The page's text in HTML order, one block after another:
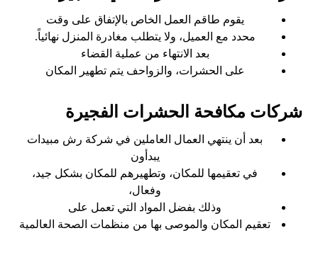
يقوم طاقم العمل الخاص بالإتفاق على وقت
محدد مع العميل، ولا يتطلب مغادرة المنزل نهائياً.
بعد الانتهاء من عملية القضاء
على الحشرات، والزواحف يتم تطهير المكان
شركات مكافحة الحشرات الفجيرة
بعد أن ينتهي العمال العاملين في شركة رش مبيدات
يبدأون
في تعقيمها للمكان، وتطهيرهم للمكان بشكل جيد،
وفعال،
وذلك بفضل المواد التي تعمل على
تعقيم المكان والموصى بها من منظمات الصحة العالمية